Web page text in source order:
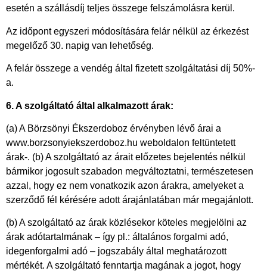
esetén a szállásdíj teljes összege felszámolásra kerül.
Az időpont egyszeri módosítására felár nélkül az érkezést
megelőző 30. napig van lehetőség.
A felár összege a vendég által fizetett szolgáltatási díj 50%-
a.
6. A szolgáltató által alkalmazott árak:
(a) A Börzsönyi Ékszerdoboz érvényben lévő árai a
www.borzsonyiekszerdoboz.hu weboldalon feltüntetett
árak-. (b) A szolgáltató az árait előzetes bejelentés nélkül
bármikor jogosult szabadon megváltoztatni, természetesen
azzal, hogy ez nem vonatkozik azon árakra, amelyeket a
szerződő fél kérésére adott árajánlatában már megajánlott.
(b) A szolgáltató az árak közlésekor köteles megjelölni az
árak adótartalmának – így pl.: általános forgalmi adó,
idegenforgalmi adó – jogszabály által meghatározott
mértékét. A szolgáltató fenntartja magának a jogot, hogy